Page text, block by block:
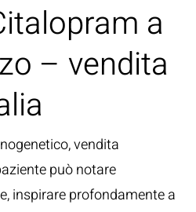
a
– vendita
vendita
può notare
inspirare profondamente a